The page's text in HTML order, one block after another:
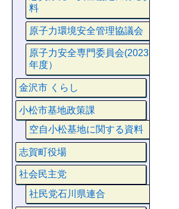
料
原子力環境安全管理協議会
原子力安全専門委員会(2023
年度）
金沢市 くらし
小松市基地政策課
空自小松基地に関する資料
志賀町役場
社会民主党
社民党石川県連合